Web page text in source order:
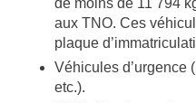
de moins de 11 794
aux TNO. Ces
plaque
Véhicules d’urgence
etc.).